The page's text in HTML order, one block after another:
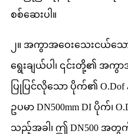
စစ်ဆေးပါ။
၂။ အကွာအဝေးသေးငယ်
ရွေးချယ်ပါ၊ ၎င်းတို့၏ အ
ပြုပြင်လိုသော ပိုက်၏ O.Dof
ဥပမာ DN500mm DI ပိုက်၊
သည့်အခါ၊ ဤ DN500 အတွ